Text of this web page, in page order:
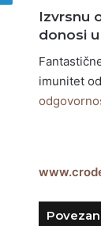
Izvrsnu
donosi
imunitet
E-maila